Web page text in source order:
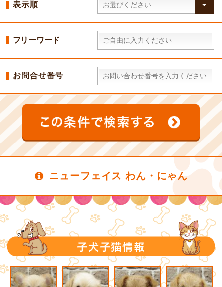
表示順
フリーワード
お問合せ番号
ニューフェイス わん・にゃん